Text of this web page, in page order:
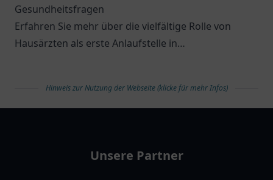
Gesundheitsfragen
Erfahren Sie mehr über die vielfältige Rolle von
Hausärzten als erste Anlaufstelle in
Hinweis zur Nutzung der Webseite (klicke für mehr Infos)
Unsere Partner